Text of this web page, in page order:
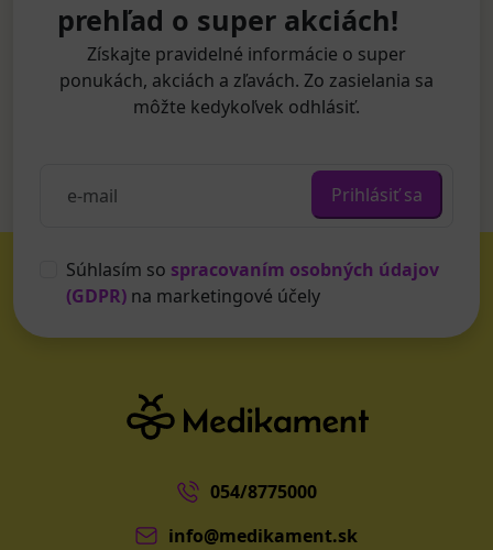
prehľad o super akciách!
Získajte pravidelné informácie o super
ponukách, akciách a zľavách. Zo zasielania sa
môžte kedykoľvek odhlásiť.
Prihlásiť sa
Súhlasím so spracovaním osobných údajov
(GDPR) na marketingové účely
054/8775000
info@medikament.sk